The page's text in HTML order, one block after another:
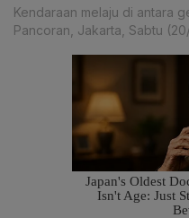
Kendaraan melaju di antara
Pancoran, Jakarta, Sabtu